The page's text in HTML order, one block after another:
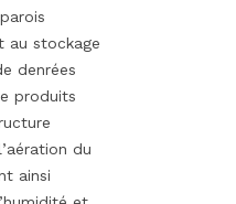
au stockage
denrées
produits
du
ainsi